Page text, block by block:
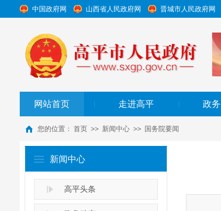
中国政府网 山西省人民政府网 晋城市人民政府网
网站首页 走进高平 政
您的位置： 首页 >> 新闻中心 >> 国务院要闻
新闻中心
高平头条